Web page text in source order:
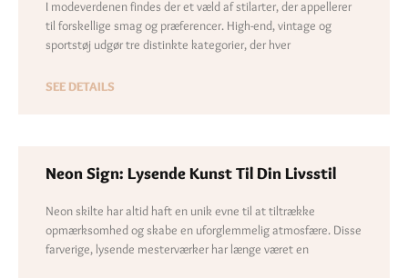
I modeverdenen findes der et væld af stilarter, der appellerer
til forskellige smag og præferencer. High-end, vintage og
sportstøj udgør tre distinkte kategorier, der hver
SEE DETAILS
Neon Sign: Lysende Kunst Til Din Livsstil
Neon skilte har altid haft en unik evne til at tiltrække
opmærksomhed og skabe en uforglemmelig atmosfære. Disse
farverige, lysende mesterværker har længe været en